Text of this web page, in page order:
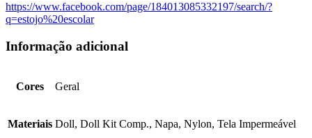
https://www.facebook.com/page/184013085332197/search/?
q=estojo%20escolar
Informação adicional
Cores Geral
Materiais Doll, Doll Kit Comp., Napa, Nylon, Tela Impermeável